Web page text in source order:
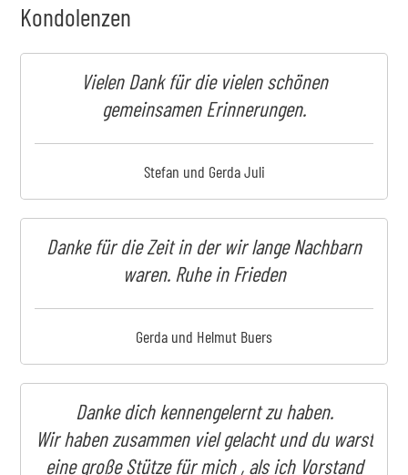
Kondolenzen
Vielen Dank für die vielen schönen
gemeinsamen Erinnerungen.
Stefan und Gerda Juli
Danke für die Zeit in der wir lange Nachbarn
waren. Ruhe in Frieden
Gerda und Helmut Buers
Danke dich kennengelernt zu haben.
Wir haben zusammen viel gelacht und du warst
eine große Stütze für mich , als ich Vorstand